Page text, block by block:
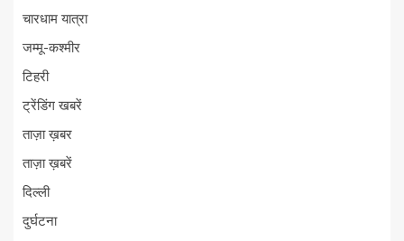
चारधाम यात्रा
जम्मू-कश्मीर
टिहरी
ट्रेंडिंग खबरें
ताज़ा ख़बर
ताज़ा ख़बरें
दिल्ली
दुर्घटना